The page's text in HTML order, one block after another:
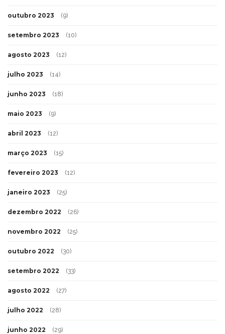
outubro 2023 (9)
setembro 2023 (10)
agosto 2023 (12)
julho 2023 (14)
junho 2023 (18)
maio 2023 (9)
abril 2023 (12)
março 2023 (15)
fevereiro 2023 (12)
janeiro 2023 (25)
dezembro 2022 (26)
novembro 2022 (25)
outubro 2022 (30)
setembro 2022 (33)
agosto 2022 (27)
julho 2022 (28)
junho 2022 (29)